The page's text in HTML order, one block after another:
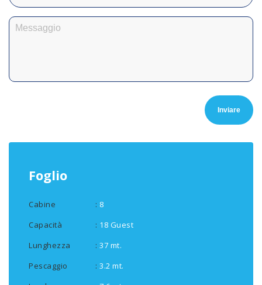
Foglio
Cabine : 8
Capacità
: 18 Guest
Lunghezza
: 37 mt.
Pescaggio
: 3.2 mt.